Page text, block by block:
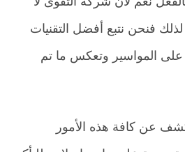
فنحن نتبع أفضل التقنيات
المواسير وتعكس ما تم
عن كافة هذه الأمور